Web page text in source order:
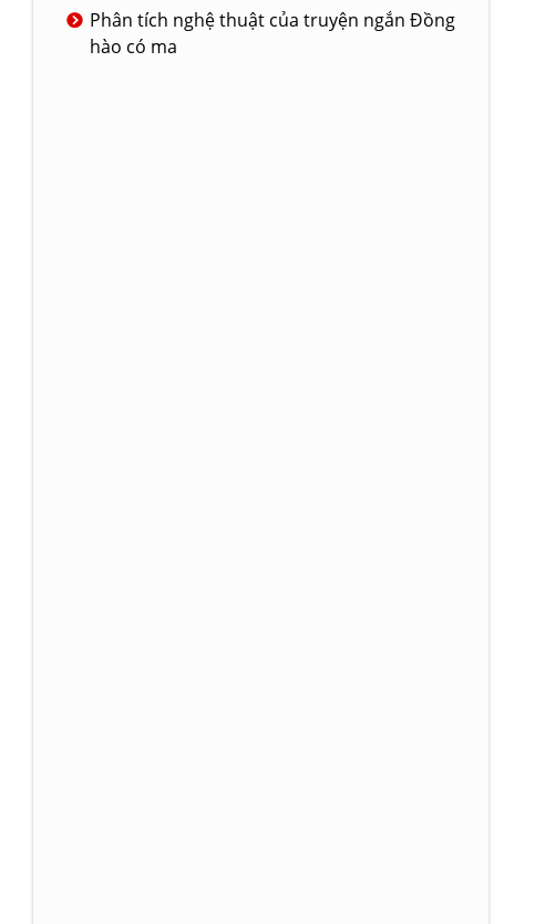
Phân tích nghệ thuật của truyện ngắn Đồng
hào có ma